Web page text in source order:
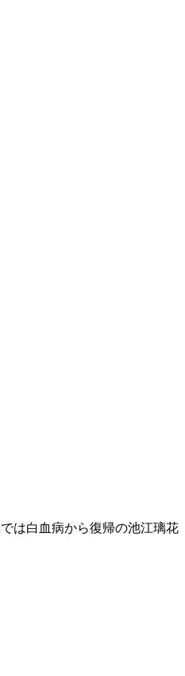
は白血病から復帰の池江璃花